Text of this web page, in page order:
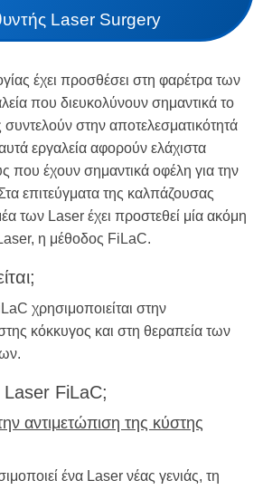
Laser Surgery
έχει προσθέσει στη φαρέτρα των
που διευκολύνουν σημαντικά το
στην αποτελεσματικότητά
εργαλεία αφορούν ελάχιστα
που έχουν σημαντικά οφέλη για την
επιτεύγματα της καλπάζουσας
των Laser έχει προστεθεί μία ακόμη
η μέθοδος FiLaC.
χρησιμοποιείται στην
κόκκυγος και στη θεραπεία των
Laser FiLaC;
αντιμετώπιση της κύστης
ένα Laser νέας γενιάς, τη